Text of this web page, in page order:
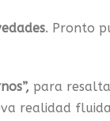
. Pronto
para
realidad